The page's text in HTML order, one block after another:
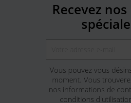
Recevez
Vous pouvez vous
moment. Vous
nos informations de
conditions